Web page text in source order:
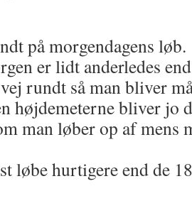
på morgendagens løb.
er lidt anderledes
rundt så man bliver
højdemeterne bliver jo
man løber op af
løbe hurtigere end de